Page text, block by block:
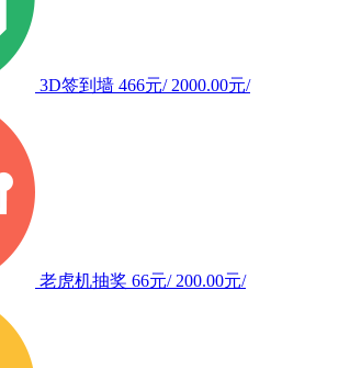
3D签到墙 466元/ 2000.00元/
老虎机抽奖 66元/ 200.00元/